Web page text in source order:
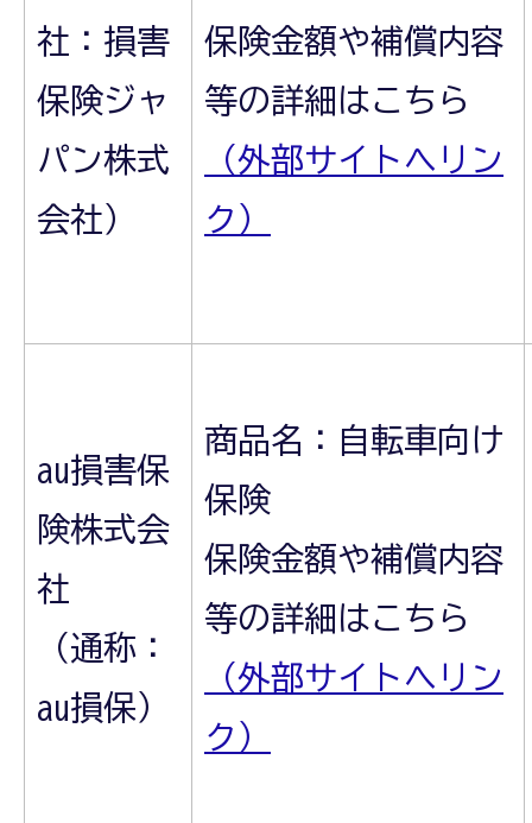
社：損害
保険ジャ
パン株式
会社）
保険金額や補償内容
等の詳細はこちら
（外部サイトへリン
ク）
au損害保
険株式会
社
（通称：
au損保）
商品名：自転車向け
保険
保険金額や補償内容
等の詳細はこちら
（外部サイトへリン
ク）